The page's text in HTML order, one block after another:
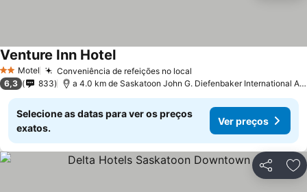
2 Estrelas
Motel Conveniência de refeições no local
Venture Inn Hotel
6,3 833 a 4.0 km de Saskatoon John G. Diefenbaker International Airport
Selecione as datas para ver os preços
exatos.
Ver preços
Partilhar